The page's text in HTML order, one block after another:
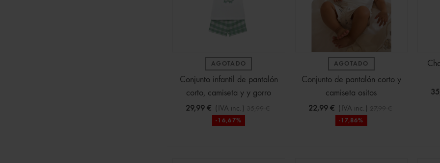
AGOTADO
Conjunto infantil de pantalón
corto, camiseta y y gorro
29,99 € (IVA inc.) 35,99 €
-16,67%
AGOTADO
Conjunto de pantalón corto y
camiseta ositos
22,99 € (IVA inc.) 27,99 €
-17,86%